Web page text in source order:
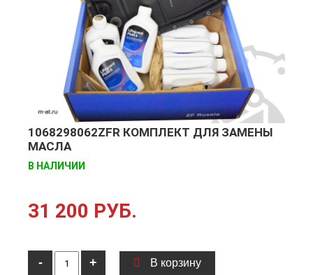
1068298062ZFR КОМПЛЕКТ ДЛЯ ЗАМЕНЫ
МАСЛА
В НАЛИЧИИ
31 200 РУБ.
- + В корзину